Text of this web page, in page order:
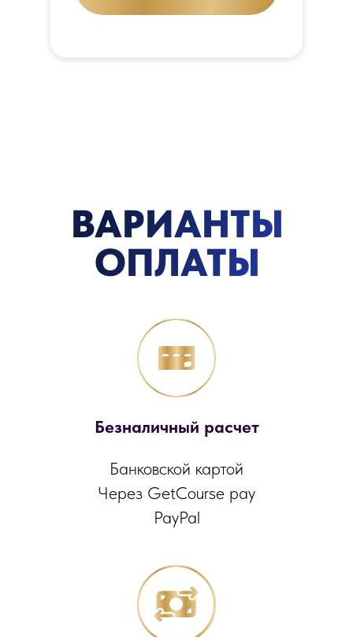
ВАРИАНТЫ
ОПЛАТЫ
Безналичный расчет
Банковской картой
Через GetCourse pay
PayPal